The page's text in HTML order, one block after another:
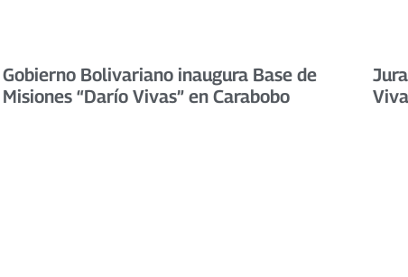
Gobierno Bolivariano inaugura Base de
Misiones “Darío Vivas” en Carabobo